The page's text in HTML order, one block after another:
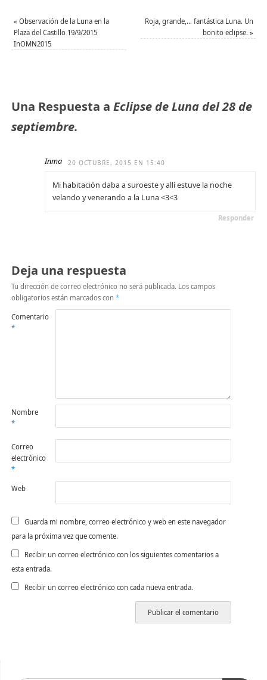
ventana
nueva)
ventana
nueva)
un
amigo
(Se
en
« Observación de la Luna en la
Plaza del Castillo 19/9/2015
InOMN2015
Roja, grande,… fantástica Luna. Un
bonito eclipse.»
Una Respuesta a Eclipse de Luna del 28 de
septiembre.
Inma 20 OCTUBRE, 2015 EN 15:40
Mi habitación daba a suroeste y allí estuve la noche
velando y venerando a la Luna <3<3
Responder
Deja una respuesta
Tu dirección de correo electrónico no será publicada. Los campos
obligatorios están marcados con *
Comentario
*
Nombre
*
Correo
electrónico
*
Web
Guarda mi nombre, correo electrónico y web en este navegador
para la próxima vez que comente.
Recibir un correo electrónico con los siguientes comentarios a
esta entrada.
Recibir un correo electrónico con cada nueva entrada.